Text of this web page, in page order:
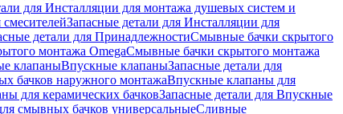
для Инсталляции для монтажа душевых систем и
Запасные детали для Инсталляции для
детали для ПринадлежностиСмывные бачки скрытого
монтажа OmegaСмывные бачки скрытого монтажа
клапаныВпускные клапаныЗапасные детали для
бачков наружного монтажаВпускные клапаны для
для керамических бачковЗапасные детали для Впускные
смывных бачков универсальныеСливные